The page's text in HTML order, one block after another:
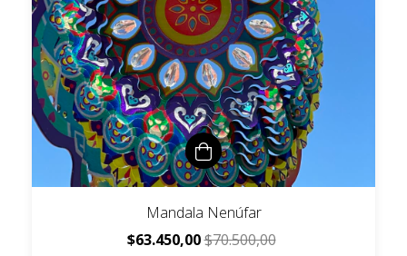
Mandala Nenúfar
$63.450,00$70.500,00